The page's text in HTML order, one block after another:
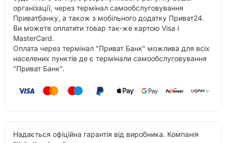
організації, через термінал самообслуговування
Приватбанку, а також з мобільного додатку Приват24.
Ви можете оплатити товар так-же картою Visa і
MasterCard.
Оплата через термінал "Приват Банк" можлива для всіх
населених пунктів де є термінали самообслуговування
"Приват Банк".
Надається офіційна гарантія від виробника. Компанія